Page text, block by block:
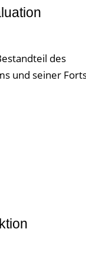
des
und seiner